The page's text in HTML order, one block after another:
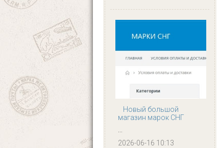
Новый большой
магазин марок СНГ
...
2026-06-16 10:13